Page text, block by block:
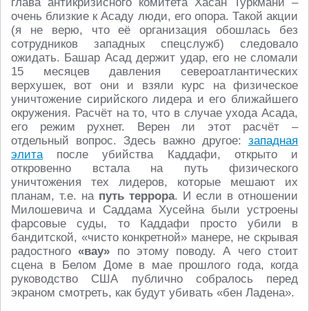
очень близкие к Асаду люди, его опора. Такой акции
(я не верю, что её организация обошлась без
сотрудников западных спецслужб) следовало
ожидать. Башар Асад держит удар, его не сломали
15 месяцев давления североатлантических
верхушек, вот они и взяли курс на физическое
уничтожение сирийского лидера и его ближайшего
окружения. Расчёт на то, что в случае ухода Асада,
его режим рухнет. Верен ли этот расчёт –
отдельный вопрос. Здесь важно другое: западная
элитапосле убийства Каддафи, открыто и
откровенно встала на путь физического
уничтожения тех лидеров, которые мешают их
планам, т.е. на путь террора. И если в отношении
Милошевича и Саддама Хусейна были устроены
фарсовые суды, то Каддафи просто убили в
бандитской, «чисто конкретной» манере, не скрывая
радостного«вау» по этому поводу. А чего стоит
сцена в Белом Доме в мае прошлого года, когда
руководство США публично собралось перед
экраном смотреть, как будут убивать «бен Ладена».